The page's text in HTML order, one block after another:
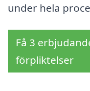
under hela
Få 3
förpliktelser